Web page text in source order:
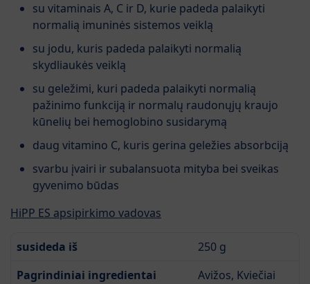
su vitaminais A, C ir D, kurie padeda palaikyti
normalią imuninės sistemos veiklą
su jodu, kuris padeda palaikyti normalią
skydliaukės veiklą
su geležimi, kuri padeda palaikyti normalią
pažinimo funkciją ir normalų raudonųjų kraujo
kūnelių bei hemoglobino susidarymą
daug vitamino C, kuris gerina geležies absorbciją
svarbu įvairi ir subalansuota mityba bei sveikas
gyvenimo būdas
HiPP ES apsipirkimo vadovas
susideda iš
250 g
Pagrindiniai ingredientai
Avižos, Kviečiai